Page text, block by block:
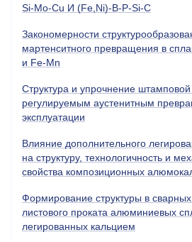
Si-Мo-Cu И (Fe,Ni)-B-P-Si-C
Закономерности
мартенситного превращения в
и Fe-Mn
Cтруктура и упрочнение штамповой
регулируемым аустенитным
эксплуатации
Влияние дополнительного
на структуру, технологичность и
свойства композиционных
Формирование структуры в
листового проката алюминиевых
легированных кальцием